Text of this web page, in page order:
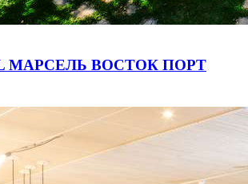
МАРСЕЛЬ ВОСТОК ПОРТ